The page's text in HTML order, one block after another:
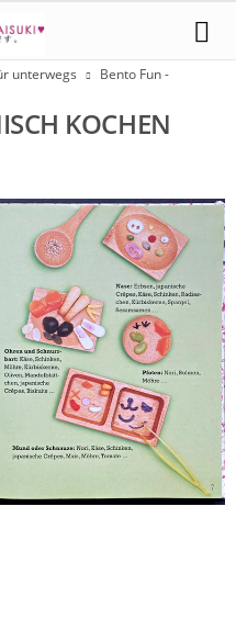
unterwegs
Bento Fun -
KOCHEN